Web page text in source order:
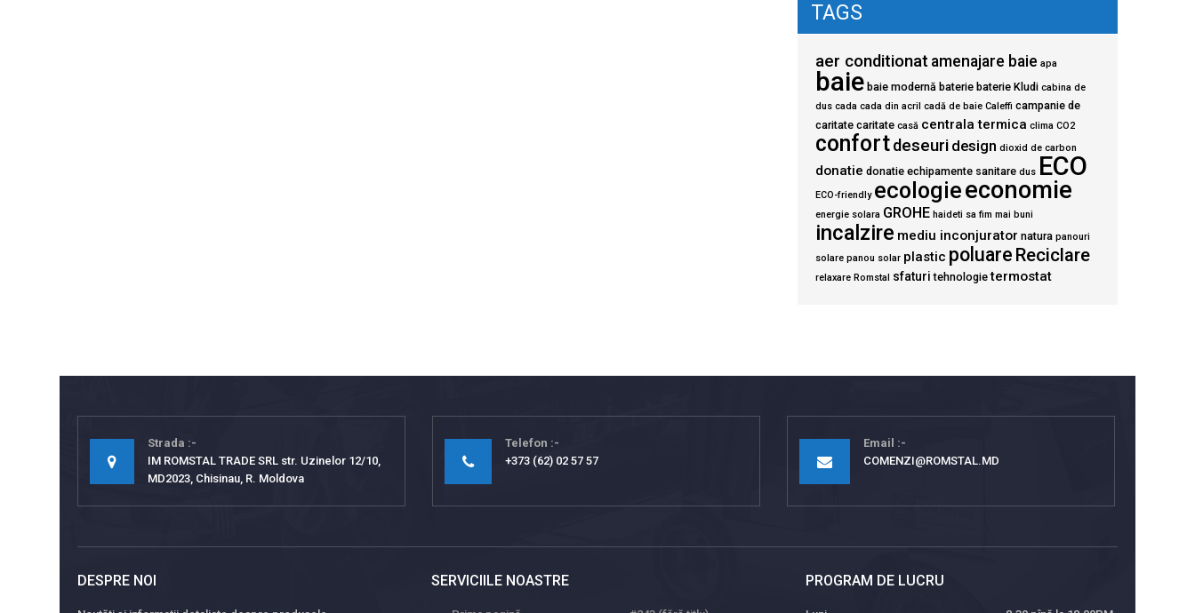
TAGS
aer conditionat amenajare baie apa
baie baie modernă baterie baterie Kludi cabina de
dus cada cada din acril cadă de baie Caleffi campanie de
caritate caritate casă centrala termica clima CO2
confortdeseuri design dioxid de carbon
donatie donatie echipamente sanitare dus ECO
ECO-friendly ecologieeconomie
energie solara GROHE haideti sa fim mai buni
incalzire mediu inconjurator natura panouri
solare panou solar plastic poluare Reciclare
relaxare Romstal sfaturi tehnologie termostat
Strada
IM ROMSTAL TRADE SRL str. Uzinelor 12/10,
MD2023, Chisinau, R. Moldova
Telefon
+373 (62) 02 57 57
Email
COMENZI@ROMSTAL.MD
DESPRE NOI SERVICIILE NOASTRE PROGRAM DE LUCRU